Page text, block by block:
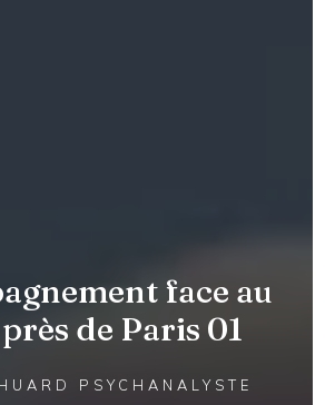
face au
de Paris 01
PSYCHANALYSTE